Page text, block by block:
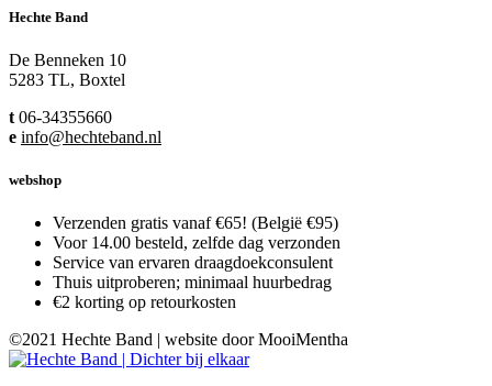
Hechte Band
De Benneken 10
5283 TL, Boxtel
t 06-34355660
e info@hechteband.nl
webshop
Verzenden gratis vanaf €65! (België €95)
Voor 14.00 besteld, zelfde dag verzonden
Service van ervaren draagdoekconsulent
Thuis uitproberen; minimaal huurbedrag
€2 korting op retourkosten
©2021 Hechte Band | website door MooiMentha